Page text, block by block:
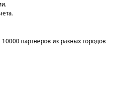
партнеров из разных городов